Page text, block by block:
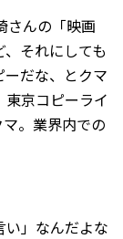
さんの「映画
それにしても
ーだな、とクマ
京コピーライ
。業界内での
い」なんだよな